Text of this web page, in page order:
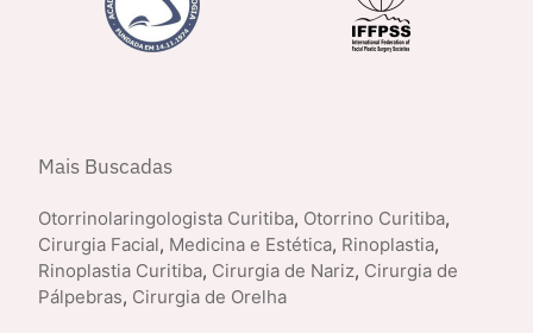
Mais Buscadas
Otorrinolaringologista Curitiba, Otorrino Curitiba,
Cirurgia Facial, Medicina e Estética, Rinoplastia,
Rinoplastia Curitiba, Cirurgia de Nariz, Cirurgia de
Pálpebras, Cirurgia de Orelha